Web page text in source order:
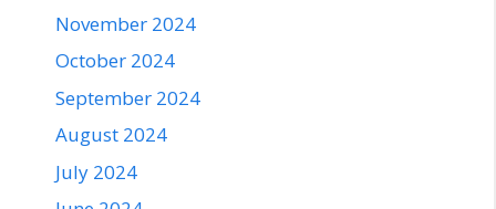
November 2024
October 2024
September 2024
August 2024
July 2024